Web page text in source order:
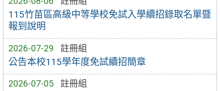
115竹苗區高級中等學校免試入學續招錄取名單暨
報到說明
2026-07-29 註冊組
公告本校115學年度免試續招簡章
2026-07-05 註冊組